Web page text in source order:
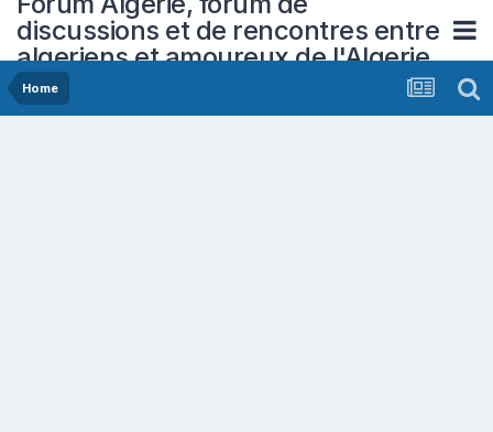
discussions et de rencontres entre
algeriens et amoureux de l'Algerie
Home